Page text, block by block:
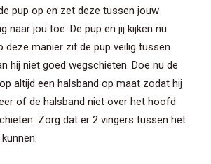
pup op en zet deze tussen jouw
naar jou toe. De pup en jij kijken nu
deze manier zit de pup veilig tussen
hij niet goed wegschieten. Doe nu de
altijd een halsband op maat zodat hij
of de halsband niet over het hoofd
Zorg dat er 2 vingers tussen het